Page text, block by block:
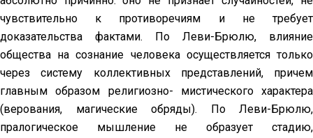
чувствительно к противоречиям и не требует
доказательства фактами. По Леви-Брюлю, влияние
общества на сознание человека осуществляется только
через систему коллективных представлений, причем
главным образом религиозно- мистического характера
(верования, магические обряды). По Леви-Брюлю,
пралогическое мышление не образует стадию,